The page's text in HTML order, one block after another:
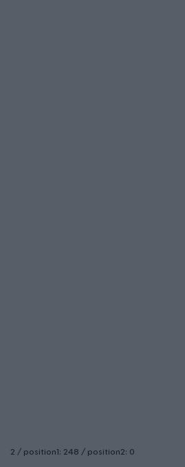
2 / position1: 248 / position2: 0